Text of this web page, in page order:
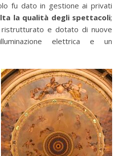
fu dato in gestione ai privati
la qualità degli spettacoli;
e dotato di nuove
elettrica e un